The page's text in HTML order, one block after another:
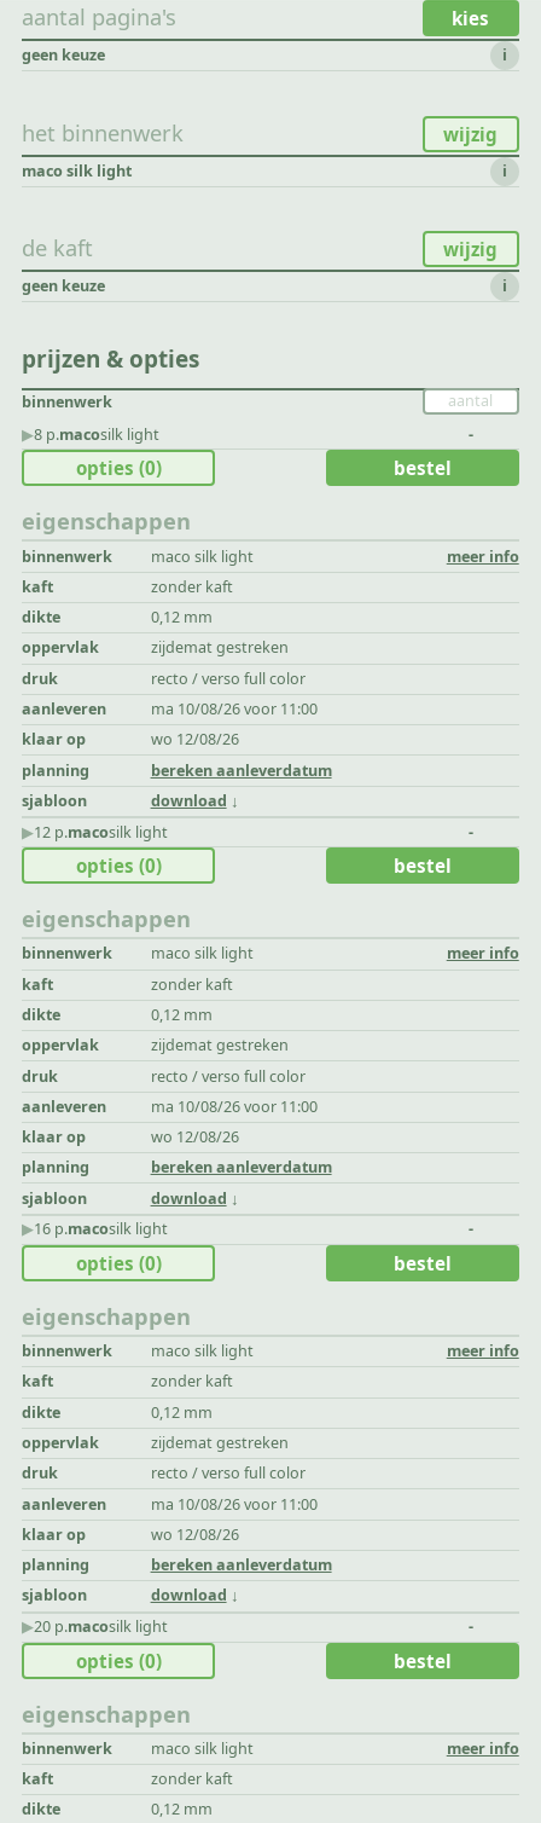
aantal pagina's kies
geen keuze i
het binnenwerk wijzig
maco silk light i
de kaft wijzig
geen keuze i
prijzen & opties
binnenwerk
▶︎8 p.macosilk light -
eigenschappen
binnenwerk maco silk light
meer info
kaft
zonder kaft
dikte
0,12 mm
oppervlak
zijdemat gestreken
druk
recto / verso full color
aanleveren
ma 10/08/26 voor 11:00
klaar op
wo 12/08/26
planning
bereken aanleverdatum
sjabloon
download
opties (0) bestel
▶︎12 p.macosilk light -
eigenschappen
binnenwerk maco silk light
meer info
kaft
zonder kaft
dikte
0,12 mm
oppervlak
zijdemat gestreken
druk
recto / verso full color
aanleveren
ma 10/08/26 voor 11:00
klaar op
wo 12/08/26
planning
bereken aanleverdatum
sjabloon
download
opties (0) bestel
▶︎16 p.macosilk light -
eigenschappen
binnenwerk maco silk light
meer info
kaft
zonder kaft
dikte
0,12 mm
oppervlak
zijdemat gestreken
druk
recto / verso full color
aanleveren
ma 10/08/26 voor 11:00
klaar op
wo 12/08/26
planning
bereken aanleverdatum
sjabloon
download
opties (0) bestel
▶︎20 p.macosilk light -
eigenschappen
binnenwerk maco silk light
meer info
kaft
zonder kaft
dikte
0,12 mm
opties (0) bestel